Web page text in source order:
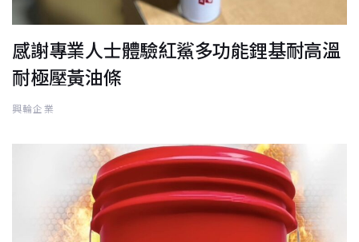
感謝專業人士體驗紅鯊多功能鋰基耐高溫
耐極壓黃油條
興輪企業